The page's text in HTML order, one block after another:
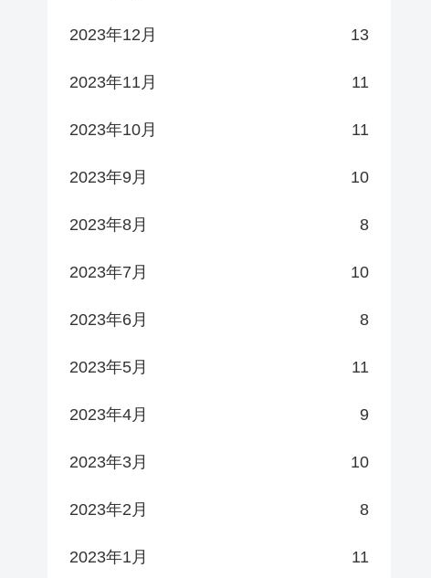
2023年12月 13
2023年11月 11
2023年10月 11
2023年9月 10
2023年8月 8
2023年7月 10
2023年6月 8
2023年5月 11
2023年4月 9
2023年3月 10
2023年2月 8
2023年1月 11